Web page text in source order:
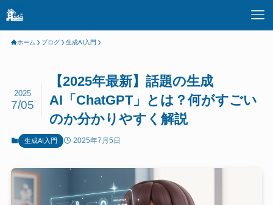
ホーム ブログ 生成AI入門
【2025年最新】話題の生成
AI「ChatGPT」とは？何がすごい
のか分かりやすく解説
2025
7/05
生成AI入門 2025年7月5日